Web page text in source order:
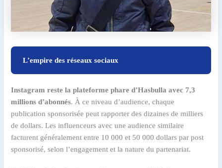
L’empire des réseaux sociaux
Instagram reste la plateforme phare d’Hasbulla avec 7,3
millions d’abonnés. À ce niveau d’audience, chaque
publication sponsorisée peut rapporter des dizaines de milliers
de dollars. Les influenceurs avec une audience similaire
facturent généralement entre 10 000 et 50 000 dollars par post
sponsorisé, selon l’engagement et la nature du partenariat.